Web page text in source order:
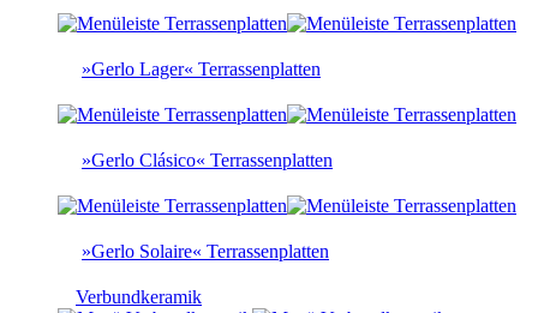
»Gerlo Lager« Terrassenplatten
»Gerlo Clásico« Terrassenplatten
»Gerlo Solaire« Terrassenplatten
Verbundkeramik